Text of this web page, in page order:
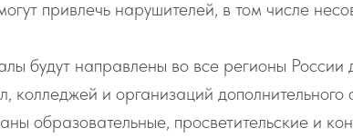
привлечь нарушителей, в том числе
будут направлены во все регионы России
колледжей и организаций дополнительного
образовательные, просветительские и